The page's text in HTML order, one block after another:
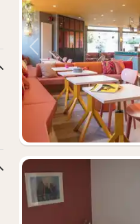
Vorheriges Bild